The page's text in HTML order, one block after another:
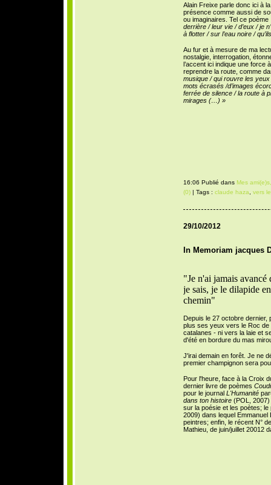
Alain Freixe parle donc ici à
présence comme aussi de
ou imaginaires. Tel ce poème
derrière / leur vie / d’eux / je
à flotter / sur l’eau noire /
Au fur et à mesure de ma
nostalgie, interrogation,
l’accent ici indique une force
reprendre la route, comme
musique / qui rouvre les
mots écrasés /d’images
ferrée de silence / la route à
mirages (…) »
16:06 Publié dans Mes
(0)| Tags : claude haza vers
29/10/2012
In Memoriam jacques
"Je n'ai jamais avancé
je sais, je le dilapide
chemin"
Depuis le 27 octobre dernier,
plus ses yeux vers le Roc
catalanes - ni vers la laie et
d'été en bordure du mas
J'irai demain en forêt. Je ne
premier champignon sera
Pour l'heure, face à la Croix
dernier livre de poèmes
pour le journal L'Humanité
dans ton histoire(POL, 2007)
sur la poésie et les poètes;
2009) dans lequel
peintres; enfin, le récent N°
Mathieu, de juin/juillet 20012